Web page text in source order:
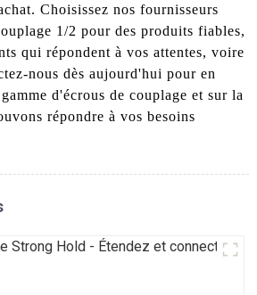
Choisissez nos fournisseurs
1/2 pour des produits fiables,
qui répondent à vos attentes, voire
nous dès aujourd'hui pour en
d'écrous de couplage et sur la
répondre à vos besoins